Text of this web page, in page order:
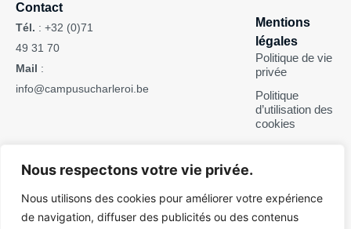
Nous respectons votre vie privée.
Nous utilisons des cookies pour améliorer votre expérience
de navigation, diffuser des publicités ou des contenus
Contact
Tél. : +32 (0)71
49 31 70
Mail :
info@campusucharleroi.be
Mentions
légales
Politique de vie
privée
Politique
d’utilisation des
cookies